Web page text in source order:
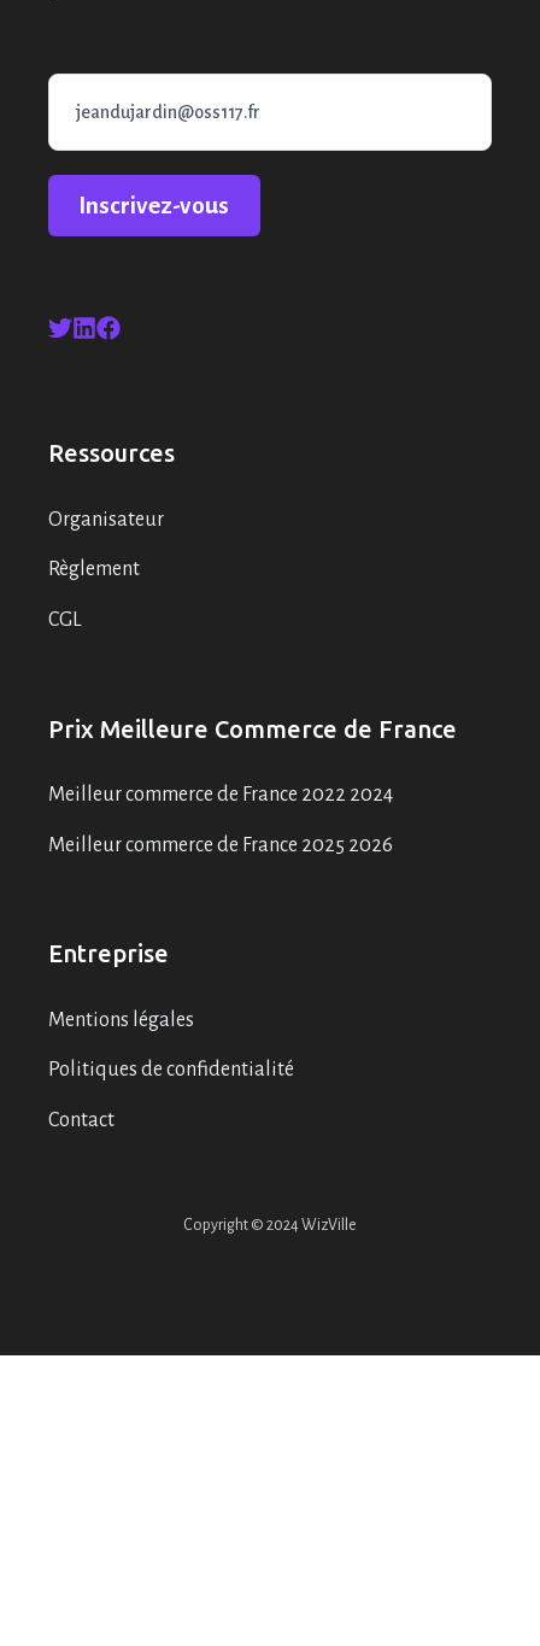
Ressources
Organisateur
Règlement
CGL
Prix Meilleure Commerce de France
Meilleur commerce de France 2022 2024
Meilleur commerce de France 2025 2026
Entreprise
Mentions légales
Politiques de confidentialité
Contact
Copyright © 2024 WizVille